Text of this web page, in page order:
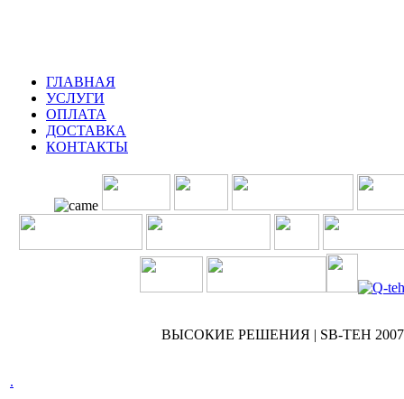
ГЛАВНАЯ
УСЛУГИ
ОПЛАТА
ДОСТАВКА
КОНТАКТЫ
ВЫСОКИЕ РЕШЕНИЯ | SB-TEH 2007
.